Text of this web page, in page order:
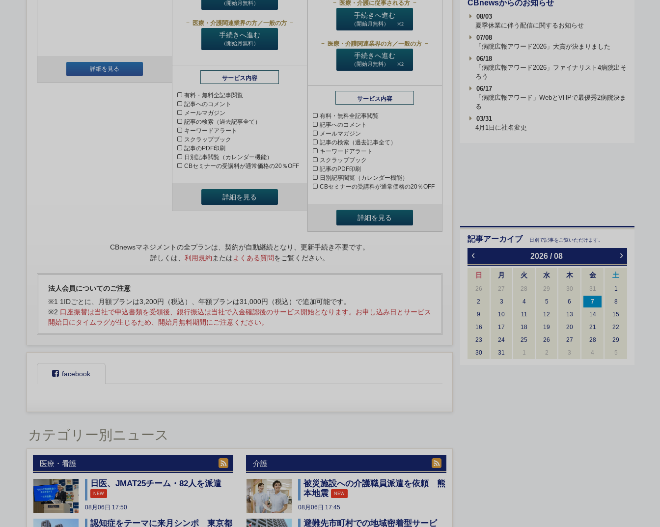
詳細を見る
（開始月無料）
医療・介護関連業界の方／一般の方
手続きへ進む
（開始月無料）
サービス内容
有料・無料全記事閲覧
記事へのコメント
メールマガジン
記事の検索（過去記事全て）
キーワードアラート
スクラップブック
記事のPDF印刷
日別記事閲覧（カレンダー機能）
CBセミナーの受講料が通常価格の20％OFF
詳細を見る
医療・介護に従事される方
手続きへ進む
（開始月無料） ※2
医療・介護関連業界の方／一般の方
手続きへ進む
（開始月無料） ※2
サービス内容
有料・無料全記事閲覧
記事へのコメント
メールマガジン
記事の検索（過去記事全て）
キーワードアラート
スクラップブック
記事のPDF印刷
日別記事閲覧（カレンダー機能）
CBセミナーの受講料が通常価格の20％OFF
詳細を見る
CBnewsマネジメントの全プランは、契約が自動継続となり、更新手続き不要です。
詳しくは、 利用規約 またはよくある質問をご覧ください。
法人会員についてのご注意
※1 1IDごとに、月額プランは3,200円（税込）、年額プランは31,000円（税込）で追加可能です。
※2 口座振替は当社で申込書類を受領後、銀行振込は当社で入金確認後のサービス開始となります。お申し込み日とサービス
開始日にタイムラグが生じるため、開始月無料期間にご注意ください。
facebook
カテゴリー別ニュース
医療・看護
日医、JMAT25チーム・82人を派遣
NEW
08月06日 17:50
認知症をテーマに来月シンポ 東京都
介護
被災施設への介護職員派遣を依頼 熊
本地震
NEW
08月06日 17:45
避難先市町村での地域密着型サービ
CBnewsからのお知らせ
08/03
夏季休業に伴う配信に関するお知らせ
07/08
「病院広報アワード2026」大賞が決まりました
06/18
「病院広報アワード2026」ファイナリスト4病院出そ
ろう
06/17
「病院広報アワード」WebとVHPで最優秀2病院決ま
る
03/31
4月1日に社名変更
記事アーカイブ 日別で記事をご覧いただけます。
‹ 2026 / 08 ›
日 月 火 水 木 金 土
26 27 28 29 30 31
1
2
3 4 5 6 7
8
9
10 11 12 13 14
15
16
17 18 19 20 21
22
23
24 25 26 27 28
29
30
31 1 2 3 4 5